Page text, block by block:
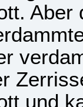
Aber
und